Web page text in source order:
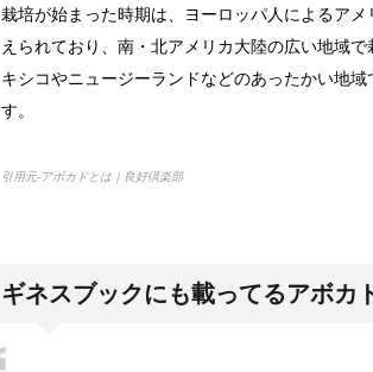
みなさんはトイレ掃除、どこから掃
栽培が始まった時期は、ヨーロッパ人によるア
えられており、南・北アメリカ大陸の広い地域
キシコやニュージーランドなどのあったかい地
す。
引用元-アボカドとは｜良好倶楽部
ギネスブックにも載ってるアボカ